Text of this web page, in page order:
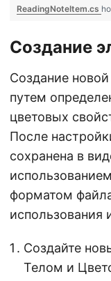
ReadingNoteItem.cs
Создание
Создание новой
путем
цветовых
После
сохранена в
форматом
использования
Создайте
Телом и